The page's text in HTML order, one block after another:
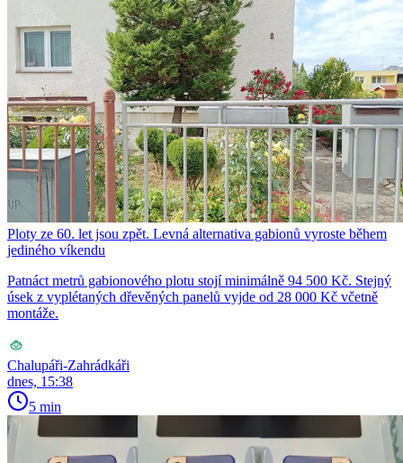
Ploty ze 60. let jsou zpět. Levná alternativa gabionů vyroste během
jediného víkendu
Patnáct metrů gabionového plotu stojí minimálně 94 500 Kč. Stejný
úsek z vyplétaných dřevěných panelů vyjde od 28 000 Kč včetně
montáže.
Chalupáři-Zahrádkáři
dnes, 15:38
5 min